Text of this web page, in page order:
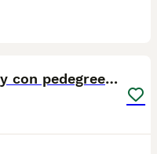
Barboncini e Barboncine toy con pedegree Enci